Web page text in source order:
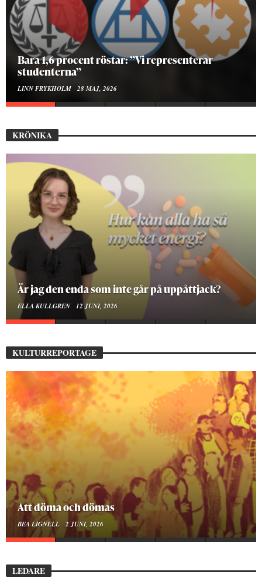
Bara 1,6 procent röstar: ”Vi representerar
studenterna”
LINN FRYKHOLM 28 MAJ, 2026
KRÖNIKA
Är jag den enda som inte går på uppåttjack?
ELLA KULLGREN 12 JUNI, 2026
KULTURREPORTAGE
Att döma och dömas
BEA LIGNELL 2 JUNI, 2026
LEDARE